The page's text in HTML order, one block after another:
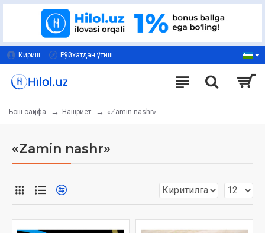
Кириш Рўйхатдан ўтиш
Бош саҳифа Нашриёт «Zamin nashr»
«Zamin nashr»